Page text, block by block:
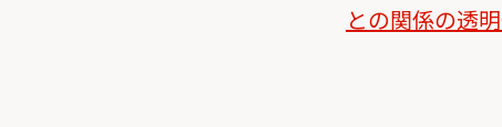
との関係の透